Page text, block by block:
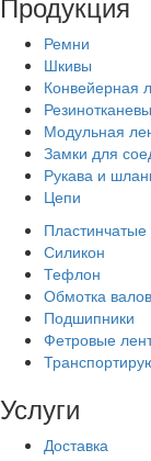
Ремни
Шкивы
Конвейерная
Модульная
Замки для
Рукава и
Цепи
Силикон
Тефлон
Обмотка
Подшипники
Фетровые
Услуги
Доставка